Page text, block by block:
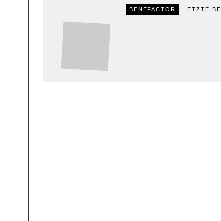
BENEFACTOR LETZTE